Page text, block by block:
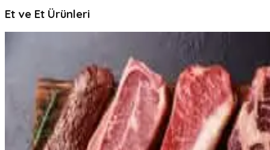
Et ve Et Ürünleri